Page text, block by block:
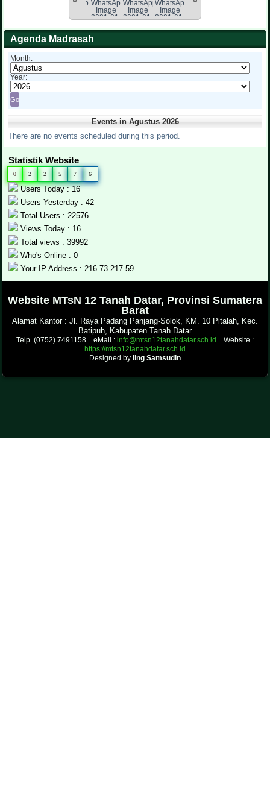
Agenda Madrasah
Month:
Year:
Events in Agustus 2026
There are no events scheduled during this period.
Statistik Website
0 2 2 5 7 6
Users Today : 16
Users Yesterday : 42
Total Users : 22576
Views Today : 16
Total views : 39992
Who's Online : 0
Your IP Address : 216.73.217.59
Website MTsN 12 Tanah Datar, Provinsi Sumatera
Barat
Alamat Kantor : Jl. Raya Padang Panjang-Solok, KM. 10 Pitalah, Kec.
Batipuh, Kabupaten Tanah Datar
Telp. (0752) 7491158 eMail : info@mtsn12tanahdatar.sch.id
Website :
https://mtsn12tanahdatar.sch.id
Designed by Iing Samsudin